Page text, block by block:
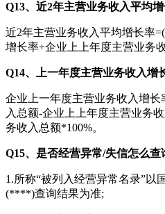
Q13、近2年主营业务收入平均
近2年主营业务收入平均增长率
增长率+企业上上年度主营业务
Q14、上一年度主营业务收入增
企业上一年度主营业务收入增
入总额-企业上上年度主营业务
务收入总额*100%。
Q15、是否经营异常/失信怎么查
1.所称“被列入经营异常名录”以
(****)查询结果为准;